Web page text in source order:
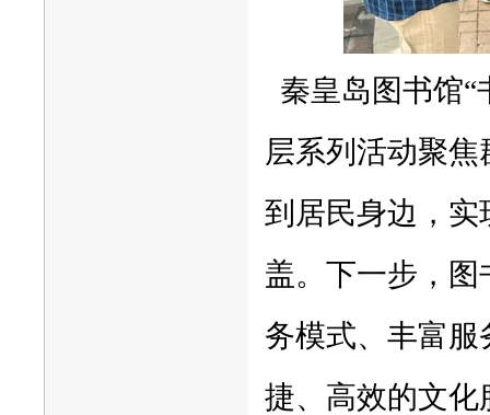
秦皇岛图书馆“
层系列活动聚
到居民身边，
盖。下一步，
务模式、丰富
捷、高效的文化